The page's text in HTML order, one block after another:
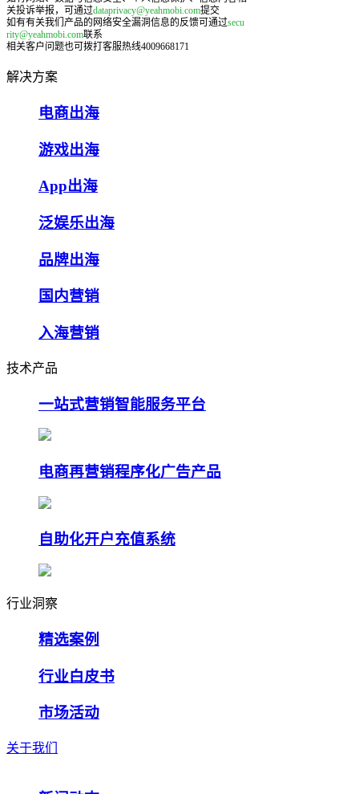
关投诉举报，可通过dataprivacy@yeahmobi.com提交
如有有关我们产品的网络安全漏洞信息的反馈可通过secu
rity@yeahmobi.com联系
相关客户问题也可拨打客服热线4009668171
解决方案
电商出海
游戏出海
App出海
泛娱乐出海
品牌出海
国内营销
入海营销
技术产品
一站式营销智能服务平台
电商再营销程序化广告产品
自助化开户充值系统
行业洞察
精选案例
行业白皮书
市场活动
关于我们